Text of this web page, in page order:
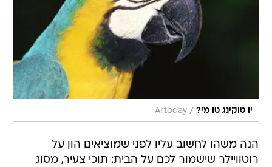
יו טוקינג טו מי? /
Artoday
הנה משהו לחשוב עליו לפני שמוציאים הון על
רוטוויילר שישמור לכם על הבית: תוכי צעיר, מסוג